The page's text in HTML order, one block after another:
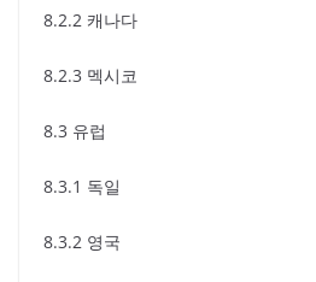
8.2.2 캐나다
8.2.3 멕시코
8.3 유럽
8.3.1 독일
8.3.2 영국